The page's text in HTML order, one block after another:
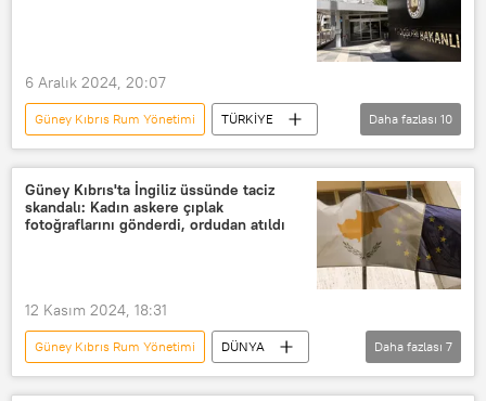
Kuzey Kıbrıs
Doğu Akdeniz
6 Aralık 2024, 20:07
Güney Kıbrıs Rum Yönetimi
TÜRKİYE
Güney Kıbrıs
Güney Kıbrıs Savunma Bakanlığı
Kuzey Kıbrıs
Kıbrıs
Kıbrıs Cumhuriyeti
Kıbrıs Rum yönetimi
Daha fazlası 10
Güney Kıbrıs'ta İngiliz üssünde taciz
skandalı: Kadın askere çıplak
fotoğraflarını gönderdi, ordudan atıldı
12 Kasım 2024, 18:31
Güney Kıbrıs Rum Yönetimi
DÜNYA
Güney Kıbrıs
İngiliz üssü
Daha fazlası 7